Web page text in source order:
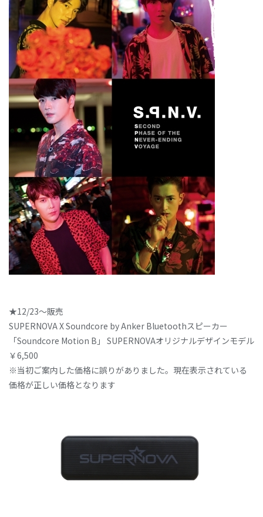
★12/23～販売
SUPERNOVA X Soundcore by Anker Bluetoothスピーカー
「Soundcore Motion B」 SUPERNOVAオリジナルデザインモデル
￥6,500
※当初ご案内した価格に誤りがありました。現在表示されている
価格が正しい価格となります